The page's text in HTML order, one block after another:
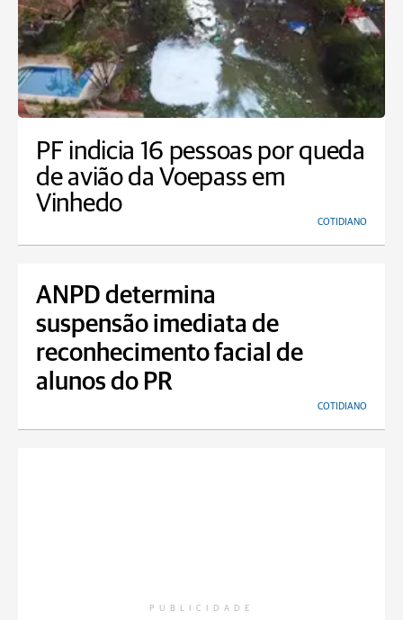
PF indicia 16 pessoas por queda
de avião da Voepass em
Vinhedo
COTIDIANO
ANPD determina
suspensão imediata de
reconhecimento facial de
alunos do PR
COTIDIANO
PUBLICIDADE